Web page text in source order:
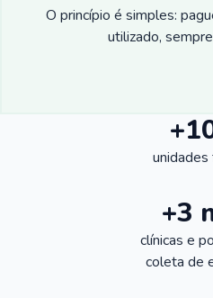
O princípio é simples:
utilizado,
unidades
+3
clínicas e
coleta de